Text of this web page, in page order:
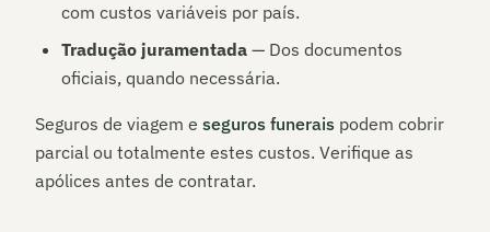
com custos variáveis por país.
Tradução juramentada — Dos documentos
oficiais, quando necessária.
Seguros de viagem e seguros funerais podem cobrir
parcial ou totalmente estes custos. Verifique as
apólices antes de contratar.